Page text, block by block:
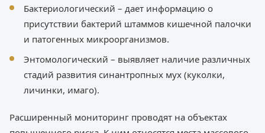
Бактериологический – дает информацию о
присутствии бактерий штаммов кишечной палочки
и патогенных микроорганизмов.
Энтомологический – выявляет наличие различных
стадий развития синантропных мух (куколки,
личинки, имаго).
Расширенный мониторинг проводят на объектах